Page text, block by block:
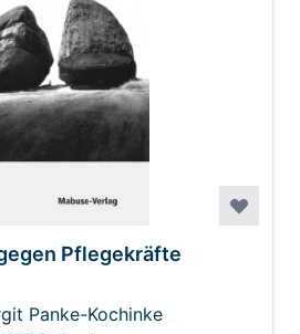
Pflegekräfte
Panke-Kochinke